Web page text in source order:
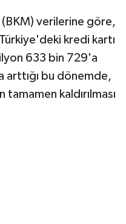
(BKM) verilerine göre,
kredi kartı
633 bin 729'a
arttığı bu dönemde,
tamamen kaldırılması